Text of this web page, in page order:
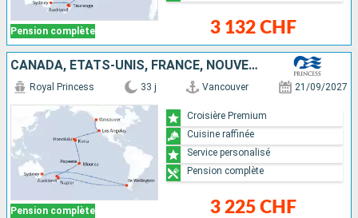
Pension complète 3 132 CHF
CANADA, ÉTATS-UNIS, FRANCE, NOUVELLE-ZÉLANDE, CHILI, AUSTRALIE
Pension complète
Royal Princess 33 j Vancouver 21/09/2027
3 225 CHF
Croisière Premium
Cuisine raffinée
Service personalisé
Pension complète